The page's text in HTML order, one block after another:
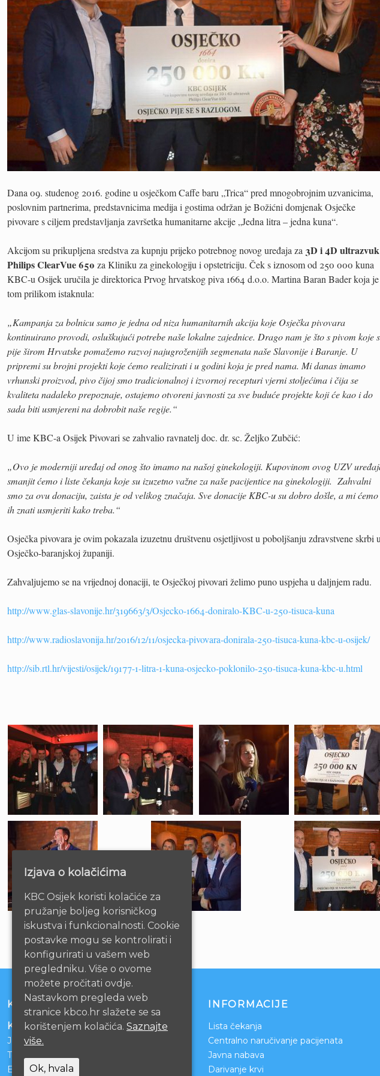
Dana 09. studenog 2016. godine u osječkom Caffe baru „Trica“ pred mnogobrojnim uzvanicima,
poslovnim partnerima, predstavnicima medija i gostima održan je Božićni domjenak Osječke
pivovare s ciljem predstavljanja završetka humanitarne akcije „Jedna litra – jedna kuna“.
Akcijom su prikupljena sredstva za kupnju prijeko potrebnog novog uređaja za 3D i 4D ultrazvuk
Philips ClearVue 650 za Kliniku za ginekologiju i opstetriciju. Ček s iznosom od 250 000 kuna
KBC-u Osijek uručila je direktorica Prvog hrvatskog piva 1664 d.o.o. Martina Baran Bader koja je
tom prilikom istaknula:
„Kampanja za bolnicu samo je jedna od niza humanitarnih akcija koje Osječka pivovara
kontinuirano provodi, osluškujući potrebe naše lokalne zajednice. Drago nam je što s pivom koje
pije širom Hrvatske pomažemo razvoj najugroženijih segmenata naše Slavonije i Baranje. U
pripremi su brojni projekti koje ćemo realizirati i u godini koja je pred nama. Mi danas imamo
vrhunski proizvod, pivo čijoj smo tradicionalnoj i izvornoj recepturi vjerni stoljećima i čija se
kvaliteta nadaleko prepoznaje, ostajemo otvoreni javnosti za sve buduće projekte koji će kao i do
sada biti usmjereni na dobrobit naše regije.“
U ime KBC-a Osijek Pivovari se zahvalio ravnatelj doc. dr. sc. Željko Zubčić:
„Ovo je moderniji uređaj od onog što imamo na našoj ginekologiji. Kupovinom ovog UZV
smanjit ćemo i liste čekanja koje su izuzetno važne za naše pacijentice na ginekologiji. Zahvalni
smo za ovu donaciju, zaista je od velikog značaja. Sve donacije KBC-u su dobro došle, a mi ćemo
ih znati usmjeriti kako treba.“
Osječka pivovara je ovim pokazala izuzetnu društvenu osjetljivost u poboljšanju zdravstvene skrbi
Osječko-baranjskoj županiji.
Zahvaljujemo se na vrijednoj donaciji, te Osječkoj pivovari želimo puno uspjeha u daljnjem radu.
http://www.glas-slavonije.hr/319663/3/Osjecko-1664-doniralo-KBC-u-250-tisuca-kuna
http://www.radioslavonija.hr/2016/12/11/osjecka-pivovara-donirala-250-tisuca-kuna-kbc-u-osijek/
http://sib.rtl.hr/vijesti/osijek/19177-1-litra-1-kuna-osjecko-poklonilo-250-tisuca-kuna-kbc-u.html
KONTAKT
Klinički bolnički centar Osijek
Josipa Huttlera 4
Tel:
Email:ravnateljstvo@kbco.hr
INFORMACIJE
Lista čekanja
Centralno naručivanje pacijenata
Javna nabava
Darivanje krvi
Izjava o kolačićima
KBC Osijek koristi kolačiće za
pružanje boljeg korisničkog
iskustva i funkcionalnosti. Cookie
postavke mogu se kontrolirati i
konfigurirati u vašem web
pregledniku. Više o ovome
možete pročitati ovdje.
Nastavkom pregleda web
stranice kbco.hr slažete se sa
korištenjem kolačića. Saznajte
više.
Ok, hvala